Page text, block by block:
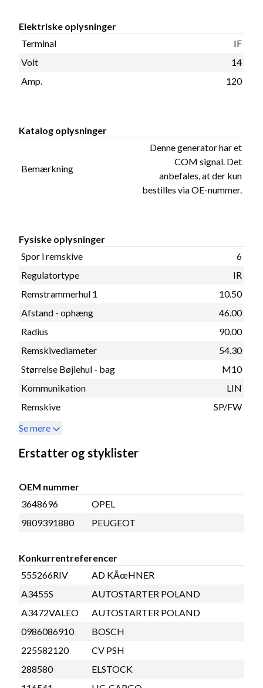
Elektriske oplysninger
Terminal
IF
Volt
14
Amp.
120
Katalog oplysninger
Bemærkning
Denne generator har et
COM signal. Det
anbefales, at der kun
bestilles via OE-nummer.
Fysiske oplysninger
Spor i remskive
6
Regulatortype
IR
Remstrammerhul 1
10.50
Afstand - ophæng
46.00
Radius
90.00
Remskivediameter
54.30
Størrelse Bøjlehul - bag
M10
Kommunikation
LIN
Remskive
SP/FW
Se mere
Erstatter og styklister
OEM nummer
3648696
OPEL
9809391880
PEUGEOT
Konkurrentreferencer
555266RIV
AD KÃœHNER
A3455S
AUTOSTARTER POLAND
A3472VALEO
AUTOSTARTER POLAND
0986086910
BOSCH
225582120
CV PSH
288580
ELSTOCK